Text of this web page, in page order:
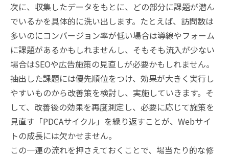
次に、収集したデータをもとに、どの部分に課題が潜ん
でいるかを具体的に洗い出します。たとえば、訪問数は
多いのにコンバージョン率が低い場合は導線やフォーム
に課題があるかもしれませんし、そもそも流入が少ない
場合はSEOや広告施策の見直しが必要かもしれません。
抽出した課題には優先順位をつけ、効果が大きく実行し
やすいものから改善策を検討し、実施していきます。そ
して、改善後の効果を再度測定し、必要に応じて施策を
見直す「PDCAサイクル」を繰り返すことが、Webサイ
トの成長には欠かせません。
この一連の流れを押さえておくことで、場当たり的な修